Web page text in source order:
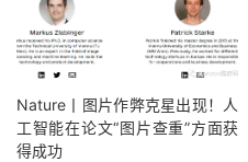
Nature丨图片作弊克星出现！人
工智能在论文“图片查重”方面获
得成功